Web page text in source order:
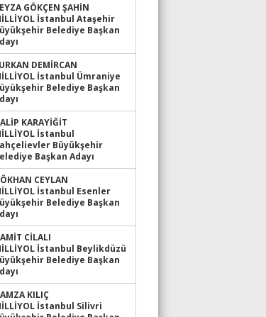
GÖKÇEN ŞAHİN
İstanbul Ataşehir
Belediye Başkan
DEMİRCAN
İstanbul Ümraniye
Belediye Başkan
KARAYİĞİT
İstanbul
Büyükşehir
Başkan Adayı
CEYLAN
İstanbul Esenler
Belediye Başkan
CİLALI
İstanbul Beylikdüzü
Belediye Başkan
KILIÇ
İstanbul Silivri